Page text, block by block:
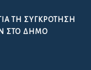
ΤΗ ΣΥΓΚΡΌΤΗΣΗ
ΣΤΟ ΔΉΜΟ